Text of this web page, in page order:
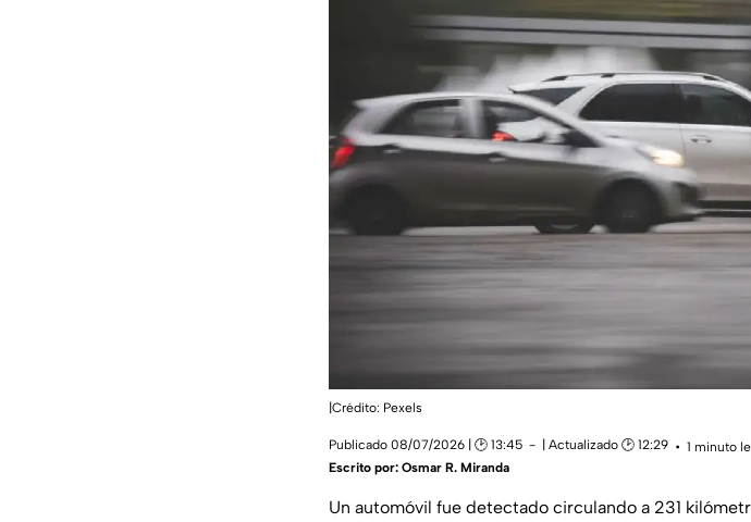
|Crédito: Pexels
Publicado 08/07/2026 | 🕑 13:45 | Actualizado 🕑 12:29
1 minuto
Escrito por: Osmar R. Miranda
Un automóvil fue detectado circulando a 231